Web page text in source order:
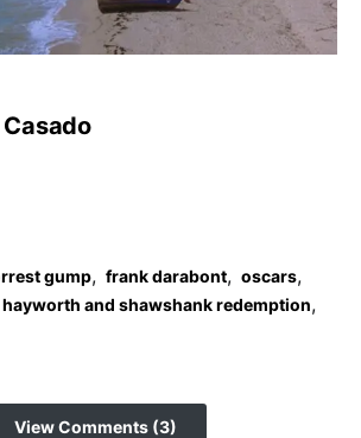
Casado
gump, frank darabont, oscars,
and shawshank redemption,
View Comments (3)